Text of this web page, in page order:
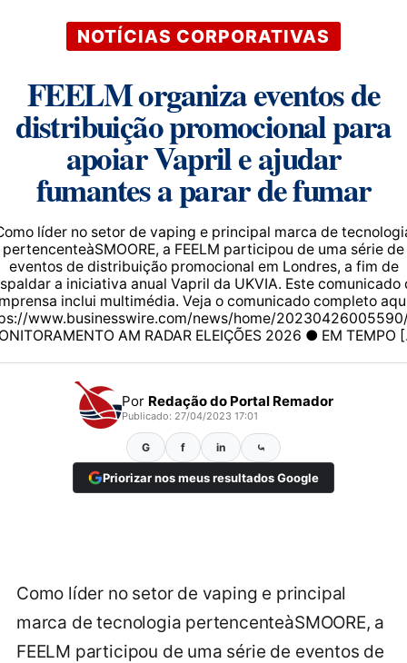
NOTÍCIAS CORPORATIVAS
FEELM organiza eventos de
distribuição promocional para
apoiar Vapril e ajudar
fumantes a parar de fumar
líder no setor de vaping e principal marca de
pertencenteàSMOORE, a FEELM participou de uma série de
eventos de distribuição promocional em Londres, a fim de
a iniciativa anual Vapril da UKVIA. Este comunicado
inclui multimédia. Veja o comunicado completo
www.businesswire.com/news/home/
AM RADAR ELEIÇÕES 2026 ● EM TEMPO
Por Redação do Portal Remador
Publicado: 27/04/2023 17:01
G f in ⤿
Priorizar nos meus resultados Google
Como líder no setor de vaping e principal
marca de tecnologia pertencenteàSMOORE, a
FEELM participou de uma série de eventos de